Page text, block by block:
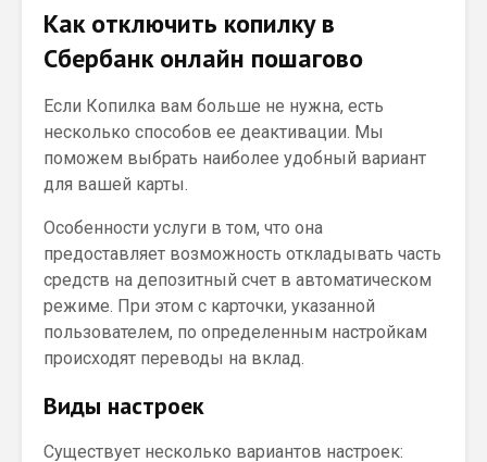
Как отключить копилку в
Сбербанк онлайн пошагово
Если Копилка вам больше не нужна, есть
несколько способов ее деактивации. Мы
поможем выбрать наиболее удобный вариант
для вашей карты.
Особенности услуги в том, что она
предоставляет возможность откладывать часть
средств на депозитный счет в автоматическом
режиме. При этом с карточки, указанной
пользователем, по определенным настройкам
происходят переводы на вклад.
Виды настроек
Существует несколько вариантов настроек: